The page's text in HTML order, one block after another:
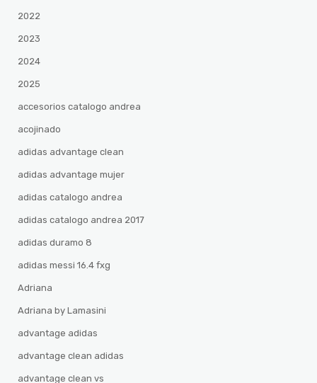
2022
2023
2024
2025
accesorios catalogo andrea
acojinado
adidas advantage clean
adidas advantage mujer
adidas catalogo andrea
adidas catalogo andrea 2017
adidas duramo 8
adidas messi 16.4 fxg
Adriana
Adriana by Lamasini
advantage adidas
advantage clean adidas
advantage clean vs